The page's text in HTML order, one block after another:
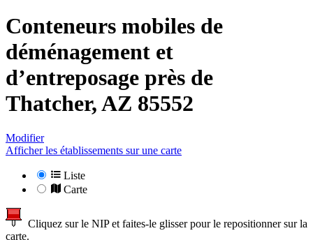
Conteneurs mobiles de
déménagement et
d’entreposage près de
Thatcher, AZ 85552
Modifier
Afficher les établissements sur une carte
Liste
Carte
Cliquez sur le NIP et faites-le glisser pour le repositionner sur la
carte.